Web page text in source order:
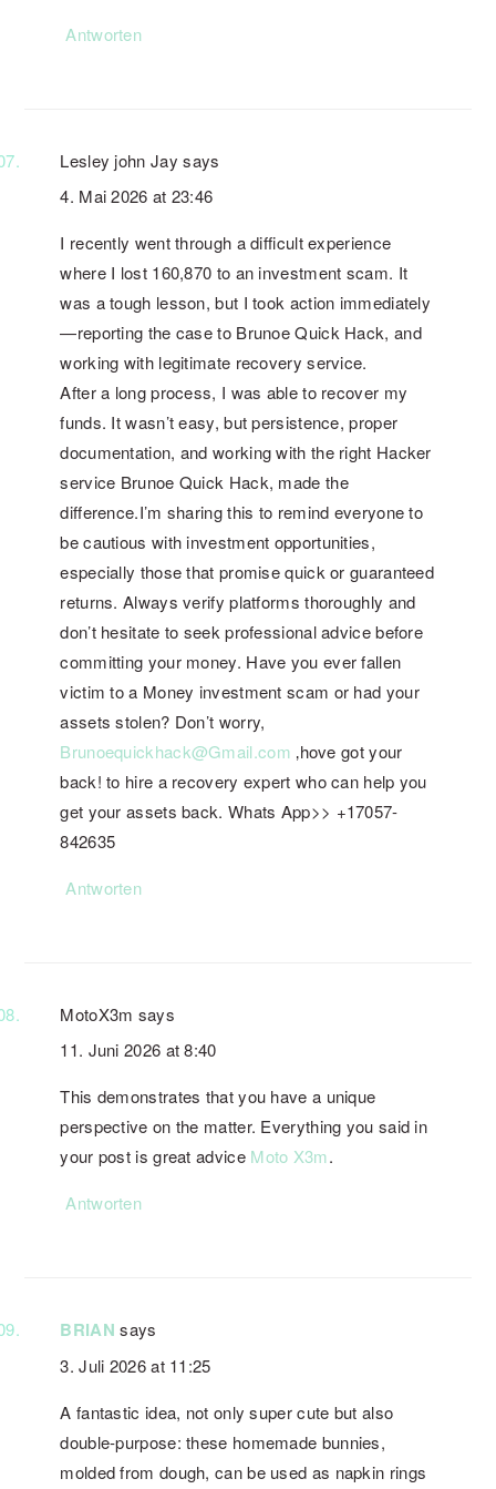
Antworten
Lesley john Jay says
4. Mai 2026 at 23:46
I recently went through a difficult experience
where I lost 160,870 to an investment scam. It
was a tough lesson, but I took action immediately
—reporting the case to Brunoe Quick Hack, and
working with legitimate recovery service.
After a long process, I was able to recover my
funds. It wasn’t easy, but persistence, proper
documentation, and working with the right Hacker
service Brunoe Quick Hack, made the
difference.I’m sharing this to remind everyone to
be cautious with investment opportunities,
especially those that promise quick or guaranteed
returns. Always verify platforms thoroughly and
don’t hesitate to seek professional advice before
committing your money. Have you ever fallen
victim to a Money investment scam or had your
assets stolen? Don’t worry,
Brunoequickhack@Gmail.com ‚hove got your
back! to hire a recovery expert who can help you
get your assets back. Whats App>> +17057-
842635
Antworten
MotoX3m says
11. Juni 2026 at 8:40
This demonstrates that you have a unique
perspective on the matter. Everything you said in
your post is great advice Moto X3m.
Antworten
BRIAN says
3. Juli 2026 at 11:25
A fantastic idea, not only super cute but also
double-purpose: these homemade bunnies,
molded from dough, can be used as napkin rings